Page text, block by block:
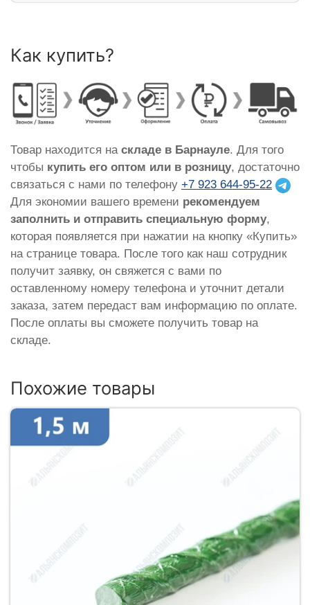
Как купить?
Товар находится на складе в Барнауле. Для того
чтобы купить его оптом или в розницу, достаточно
связаться с нами по телефону +7 923 644-95-22
Для экономии вашего времени рекомендуем
заполнить и отправить специальную форму,
которая появляется при нажатии на кнопку «Купить»
на странице товара. После того как наш сотрудник
получит заявку, он свяжется с вами по
оставленному номеру телефона и уточнит детали
заказа, затем передаст вам информацию по оплате.
После оплаты вы сможете получить товар на
складе.
Похожие товары